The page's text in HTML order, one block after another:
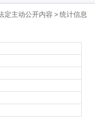
定主动公开内容 >统计信息